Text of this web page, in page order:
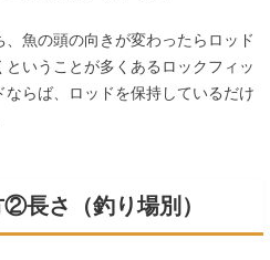
魚の頭の向きが変わったらロッド
いうことが多くあるロックフィッ
らば、ロッドを保持しているだけ
長さ（釣り場別）